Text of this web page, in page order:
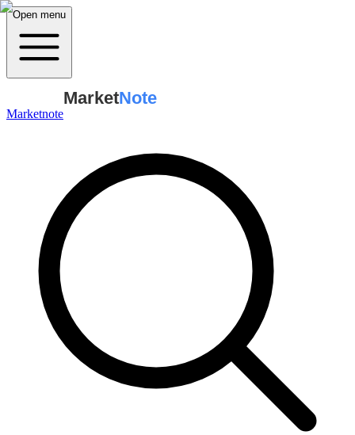
Open menu
Marketnote
MarketNote